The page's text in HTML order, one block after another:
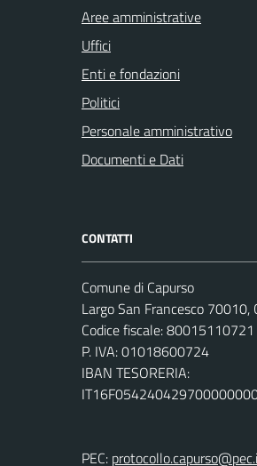
Aree amministrative
Uffici
Enti e fondazioni
Politici
Personale amministrativo
Documenti e Dati
CONTATTI
Comune di Capurso
Largo San Francesco 70010,
Codice fiscale: 80015110721
P. IVA: 01018600724
IBAN TESORERIA:
PEC: